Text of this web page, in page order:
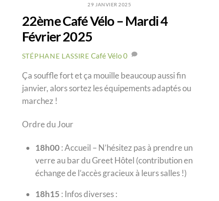
29 JANVIER 2025
22ème Café Vélo – Mardi 4
Février 2025
STÉPHANE LASSIRE Café Vélo0
Ça souffle fort et ça mouille beaucoup aussi fin
janvier, alors sortez les équipements adaptés ou
marchez !
Ordre du Jour
18h00: Accueil – N’hésitez pas à prendre un
verre au bar du Greet Hôtel (contribution en
échange de l’accès gracieux à leurs salles !)
18h15 : Infos diverses :